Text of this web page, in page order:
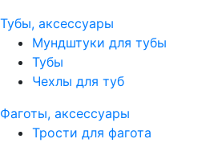
Тубы, аксессуары
Мундштуки для тубы
Тубы
Чехлы для туб
Фаготы, аксессуары
Трости для фагота